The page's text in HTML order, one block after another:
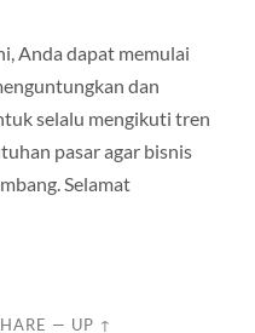
Anda dapat memulai
dan
selalu mengikuti tren
pasar agar bisnis
Selamat
— UP ↑